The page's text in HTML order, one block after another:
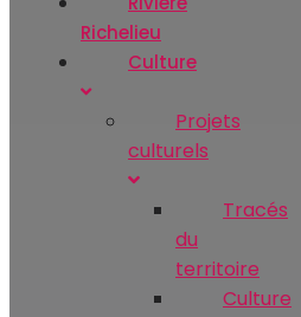
Richelieu
Culture
Projets
culturels
Tracés
du
territoire
Culture